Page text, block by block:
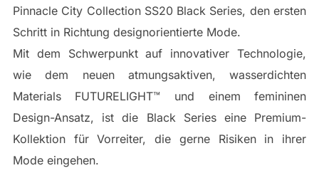
Pinnacle City Collection SS20 Black Series, den ersten
Schritt in Richtung designorientierte Mode.
Mit dem Schwerpunkt auf innovativer Technologie,
wie dem neuen atmungsaktiven, wasserdichten
Materials FUTURELIGHT™ und einem femininen
Design-Ansatz, ist die Black Series eine Premium-
Kollektion für Vorreiter, die gerne Risiken in ihrer
Mode eingehen.